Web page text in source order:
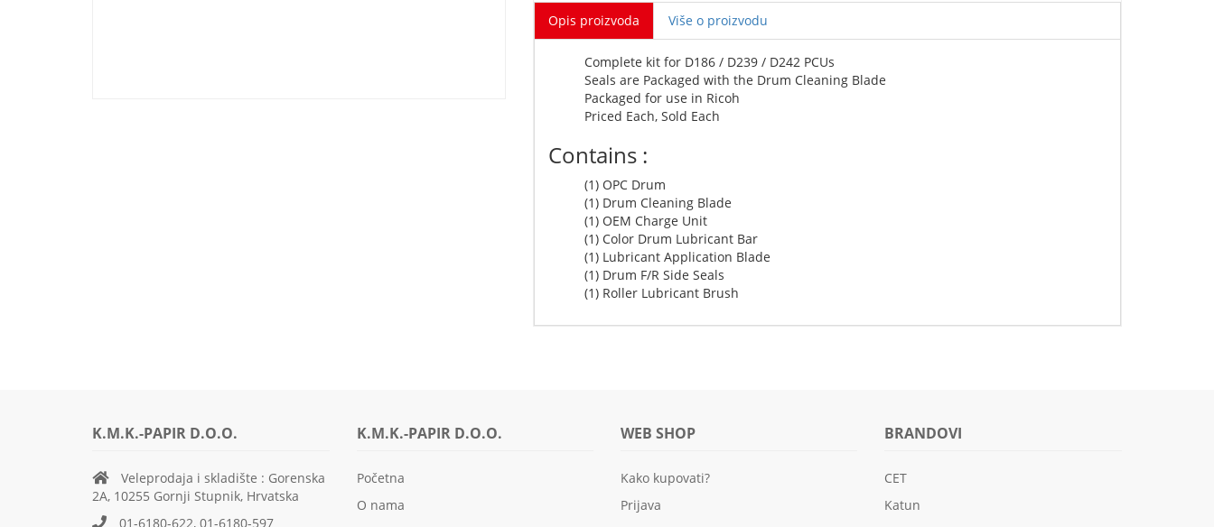
Opis proizvoda Više o proizvodu
Complete kit for D186 / D239 / D242 PCUs
Seals are Packaged with the Drum Cleaning Blade
Packaged for use in Ricoh
Priced Each, Sold Each
Contains :
(1) OPC Drum
(1) Drum Cleaning Blade
(1) OEM Charge Unit
(1) Color Drum Lubricant Bar
(1) Lubricant Application Blade
(1) Drum F/R Side Seals
(1) Roller Lubricant Brush
K.M.K.-PAPIR D.O.O.
Veleprodaja i skladište : Gorenska
2A, 10255 Gornji Stupnik, Hrvatska
01-6180-622, 01-6180-597
K.M.K.-PAPIR D.O.O.
Početna
O nama
WEB SHOP
Kako kupovati?
Prijava
BRANDOVI
CET
Katun